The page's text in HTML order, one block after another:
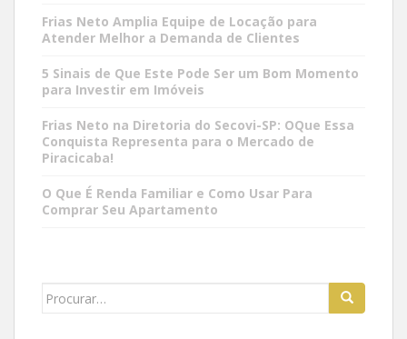
Frias Neto Amplia Equipe de Locação para
Atender Melhor a Demanda de Clientes
5 Sinais de Que Este Pode Ser um Bom Momento
para Investir em Imóveis
Frias Neto na Diretoria do Secovi-SP: OQue Essa
Conquista Representa para o Mercado de
Piracicaba!
O Que É Renda Familiar e Como Usar Para
Comprar Seu Apartamento
Search